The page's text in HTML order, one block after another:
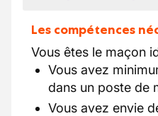
Les compétences
Vous êtes le maçon
Vous avez
dans un poste de
Vous avez envie